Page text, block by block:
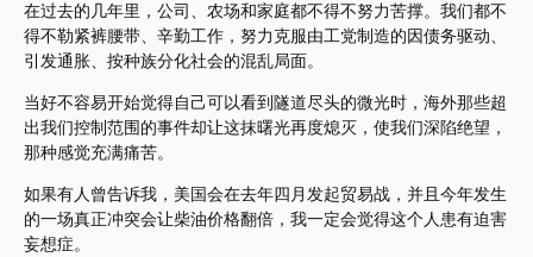
在过去的几年里，公司、农场和家庭都不得不努力苦撑。我们都不
得不勒紧裤腰带、辛勤工作，努力克服由工党制造的因债务驱动、
引发通胀、按种族分化社会的混乱局面。
当好不容易开始觉得自己可以看到隧道尽头的微光时，海外那些超
出我们控制范围的事件却让这抹曙光再度熄灭，使我们深陷绝望，
那种感觉充满痛苦。
如果有人曾告诉我，美国会在去年四月发起贸易战，并且今年发生
的一场真正冲突会让柴油价格翻倍，我一定会觉得这个人患有迫害
妄想症。